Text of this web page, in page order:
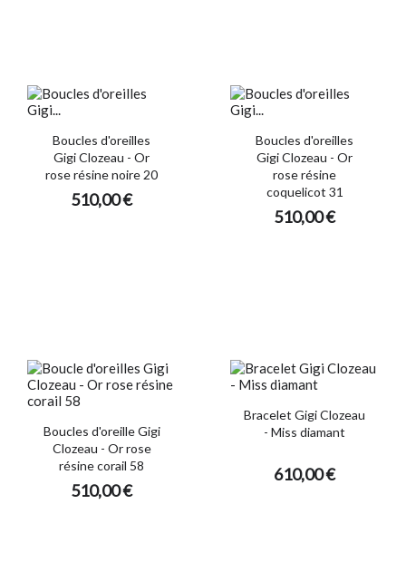
Boucles d'oreilles
Gigi Clozeau - Or
rose résine noire 20
510,00 €
Boucles d'oreilles
Gigi Clozeau - Or
rose résine
coquelicot 31
510,00 €
Boucles d'oreille Gigi
Clozeau - Or rose
résine corail 58
510,00 €
Bracelet Gigi Clozeau
- Miss diamant
610,00 €